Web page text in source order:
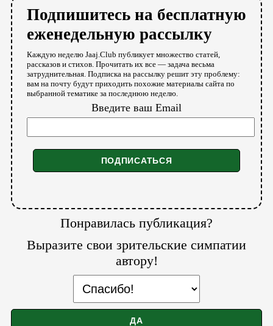
Подпишитесь на бесплатную
еженедельную рассылку
Каждую неделю Jaaj.Club публикует множество статей,
рассказов и стихов. Прочитать их все — задача весьма
затруднительная. Подписка на рассылку решит эту проблему:
вам на почту будут приходить похожие материалы сайта по
выбранной тематике за последнюю неделю.
Введите ваш Email
Понравилась публикация?
Выразите свои зрительские симпатии
автору!